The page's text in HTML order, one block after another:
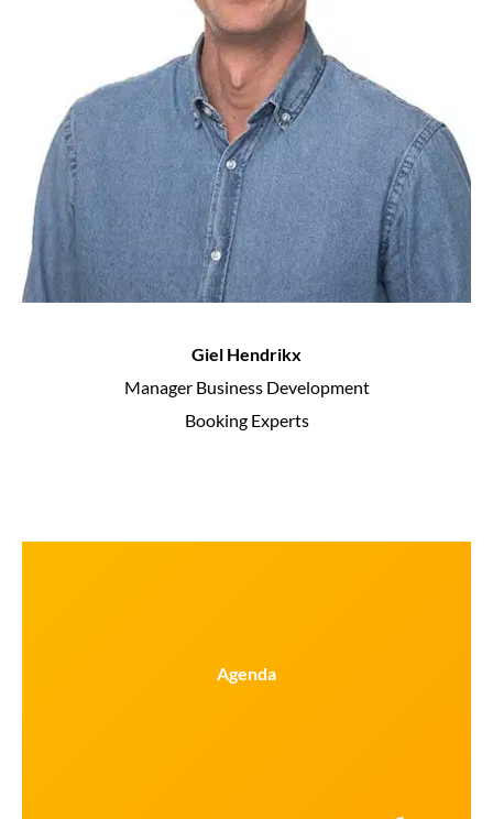
Giel Hendrikx
Manager Business Development
Booking Experts
Agenda